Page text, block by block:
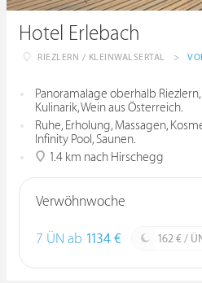
Hotel Erlebach
RIEZLERN / KLEINWALSERTAL >
Panoramalage oberhalb
Kulinarik, Wein aus Österreich.
Ruhe, Erholung, Massagen,
Infinity Pool, Saunen.
1.4 km nach Hirschegg
Verwöhnwoche
7 ÜN ab 1134 € 162 € /